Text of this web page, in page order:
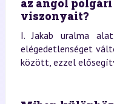
az angol
viszonyait?
I. Jakab uralma
elégedetlenséget
között, ezzel